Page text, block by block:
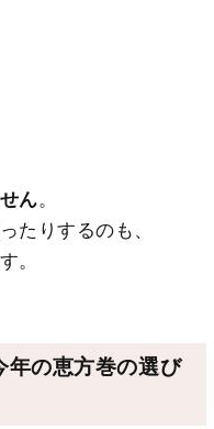
ん。
たりするのも、
。
年の恵方巻の選び